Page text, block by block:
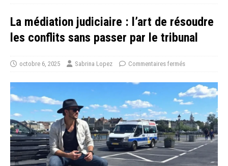
La médiation judiciaire : l’art de résoudre
les conflits sans passer par le tribunal
octobre 6, 2025 Sabrina Lopez Commentaires fermés